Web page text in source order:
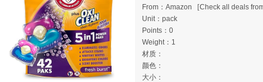
From：Amazon
[Check all deals
Unit：pack
Points：0
Weight：1
材质：
颜色：
大小：